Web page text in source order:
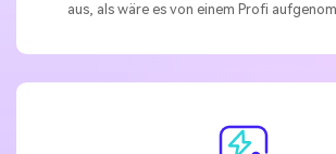
aus, als wäre es von einem Profi